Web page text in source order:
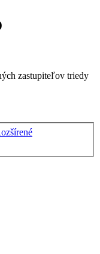
zastupiteľov triedy